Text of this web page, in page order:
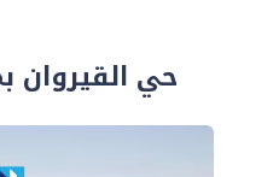
حي القيروان